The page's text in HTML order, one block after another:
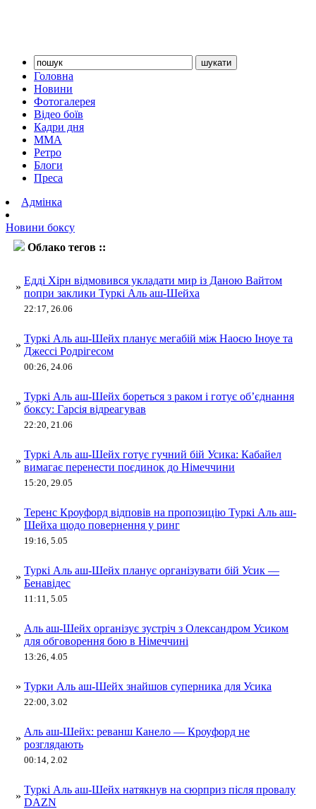
Головна
Новини
Фотогалерея
Відео боїв
Кадри дня
ММА
Ретро
Блоги
Преса
Адмінка
Новини боксу
Облако тегов ::
»
Едді Хірн відмовився укладати мир із Даною Вайтом
попри заклики Туркі Аль аш-Шейха
22:17, 26.06
»
Туркі Аль аш-Шейх планує мегабій між Наоєю Іноуе та
Джессі Родрігесом
00:26, 24.06
»
Туркі Аль аш-Шейх бореться з раком і готує об’єднання
боксу: Гарсія відреагував
22:20, 21.06
»
Туркі Аль аш-Шейх готує гучний бій Усика: Кабайел
вимагає перенести поєдинок до Німеччини
15:20, 29.05
»
Теренс Кроуфорд відповів на пропозицію Туркі Аль аш-
Шейха щодо повернення у ринг
19:16, 5.05
»
Туркі Аль аш-Шейх планує організувати бій Усик —
Бенавідес
11:11, 5.05
»
Аль аш-Шейх організує зустріч з Олександром Усиком
для обговорення бою в Німеччині
13:26, 4.05
» Турки Аль аш-Шейх знайшов суперника для Усика
22:00, 3.02
»
Аль аш-Шейх: реванш Канело — Кроуфорд не
розглядають
00:14, 2.02
»
Туркі Аль аш-Шейх натякнув на сюрприз після провалу
DAZN